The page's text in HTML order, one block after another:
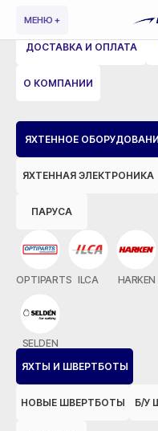
МЕНЮ +
ЯХТЕННОЕ
ЯХТЕННАЯ ЭЛЕКТРОНИКА
ПАРУСА
OPTIPARTS ILCA HARKEN
SELDEN
ЯХТЫ И ШВЕРТБОТЫ
НОВЫЕ ШВЕРТБОТЫ Б/У
ДОСТАВКА И ОПЛАТА
О КОМПАНИИ